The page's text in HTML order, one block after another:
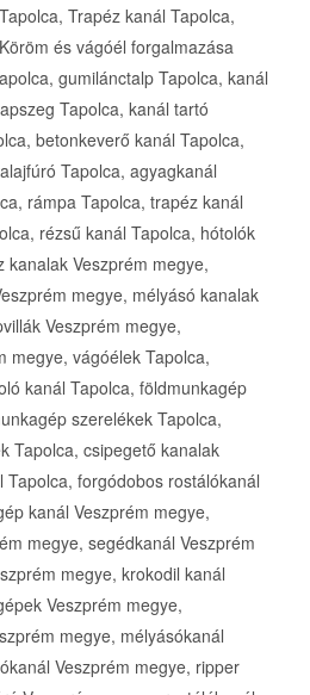
Trapéz kanál Tapolca,
és vágóél forgalmazása
gumilánctalp Tapolca, kanál
Tapolca, kanál tartó
betonkeverő kanál Tapolca,
Tapolca, agyagkanál
rámpa Tapolca, trapéz kanál
rézsű kanál Tapolca, hótolók
kanalak Veszprém megye,
megye, mélyásó kanalak
Veszprém megye,
megye, vágóélek Tapolca,
kanál Tapolca, földmunkagép
szerelékek Tapolca,
Tapolca, csipegető kanalak
Tapolca, forgódobos rostálókanál
kanál Veszprém megye,
megye, segédkanál Veszprém
megye, krokodil kanál
Veszprém megye,
megye, mélyásókanál
Veszprém megye, ripper